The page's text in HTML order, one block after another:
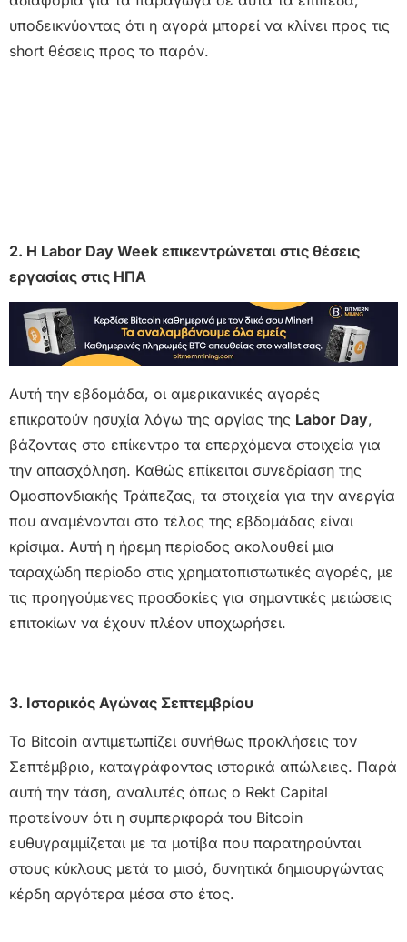
υποδεικνύοντας ότι η αγορά μπορεί να κλίνει προς τις
short θέσεις προς το παρόν.
2. Η Labor Day Week επικεντρώνεται στις θέσεις
εργασίας στις ΗΠΑ
Αυτή την εβδομάδα, οι αμερικανικές αγορές
επικρατούν ησυχία λόγω της αργίας της Labor Day,
βάζοντας στο επίκεντρο τα επερχόμενα στοιχεία για
την απασχόληση. Καθώς επίκειται συνεδρίαση της
Ομοσπονδιακής Τράπεζας, τα στοιχεία για την ανεργία
που αναμένονται στο τέλος της εβδομάδας είναι
κρίσιμα. Αυτή η ήρεμη περίοδος ακολουθεί μια
ταραχώδη περίοδο στις χρηματοπιστωτικές αγορές, με
τις προηγούμενες προσδοκίες για σημαντικές μειώσεις
επιτοκίων να έχουν πλέον υποχωρήσει.
3. Ιστορικός Αγώνας Σεπτεμβρίου
Το Bitcoin αντιμετωπίζει συνήθως προκλήσεις τον
Σεπτέμβριο, καταγράφοντας ιστορικά απώλειες. Παρά
αυτή την τάση, αναλυτές όπως ο Rekt Capital
προτείνουν ότι η συμπεριφορά του Bitcoin
ευθυγραμμίζεται με τα μοτίβα που παρατηρούνται
στους κύκλους μετά το μισό, δυνητικά δημιουργώντας
κέρδη αργότερα μέσα στο έτος.